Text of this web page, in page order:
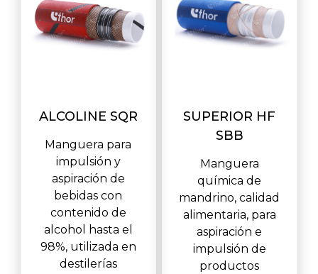
ALCOLINE SQR
Manguera para
impulsión y
aspiración de
bebidas con
contenido de
alcohol hasta el
98%, utilizada en
destilerías
SUPERIOR HF
SBB
Manguera
química de
mandrino, calidad
alimentaria, para
aspiración e
impulsión de
productos